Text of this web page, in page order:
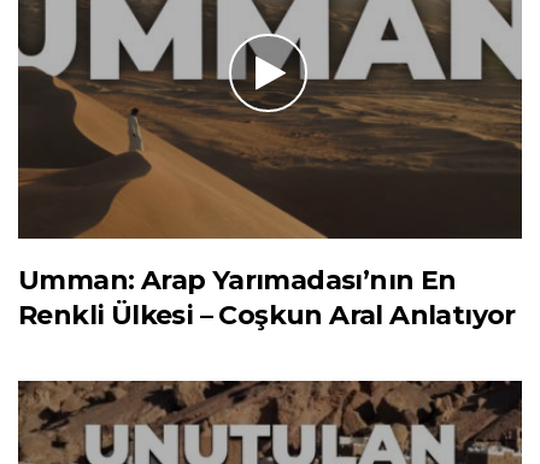
Umman: Arap Yarımadası’nın En
Renkli Ülkesi – Coşkun Aral Anlatıyor